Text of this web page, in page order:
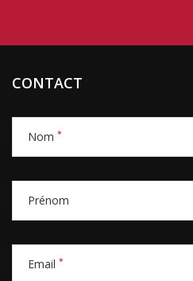
CONTACT
Nom *
Prénom
Email *